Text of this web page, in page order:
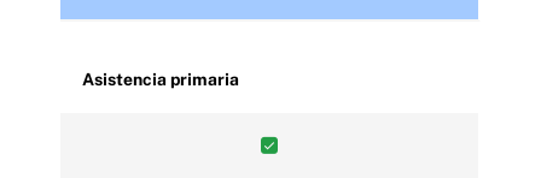
Asistencia primaria